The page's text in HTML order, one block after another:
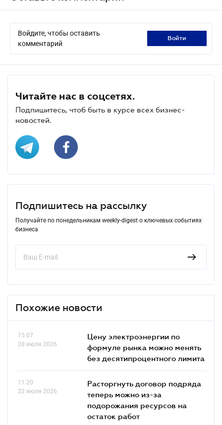
Войдите, чтобы оставить
комментарий
войти
Читайте нас в соцсетях.
Подпишитесь, чтоб быть в курсе всех бизнес-
новостей.
Подпишитесь на рассылку
Получайте по понедельникам weekly-digest о ключевых событиях
бизнеса
Похожие новости
15.07
28 июля 2026
Цену электроэнергии по
формуле рынка можно менять
без десятипроцентного лимита
11.20
22 июля 2026
Расторгнуть договор подряда
теперь можно из-за
подорожания ресурсов на
остаток работ